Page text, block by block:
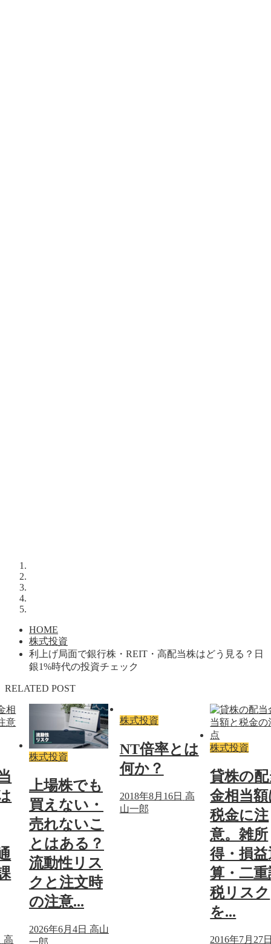
HOME
株式投資
利上げ局面で銀行株・REIT・高配当株はどう見る？日
銀1%時代の投資チェック
RELATED POST
高
株式投資
上場株でも
買えない・
売れないこ
とはある？
流動性リス
クと注文時
の注意...
2026年6月4日 高山
一郎
株式投資
NT倍率とは
何か？
2018年8月16日 高
山一郎
株式投資
貸株の
金相当
税金に注
意。雑所
得・損
算・二
税リスク
を...
2016年7月27